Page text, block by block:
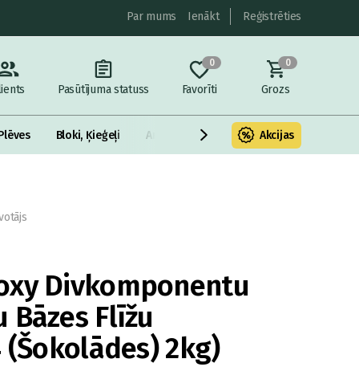
Par mums Ienākt Reģistrēties
Pasūtījuma statuss
0
Favorīti
0
Grozs
Bloki, Ķieģeļi Armatūra un metāls Fasādes
Akcijas
Divkomponentu
Bāzes Flīžu
2kg)